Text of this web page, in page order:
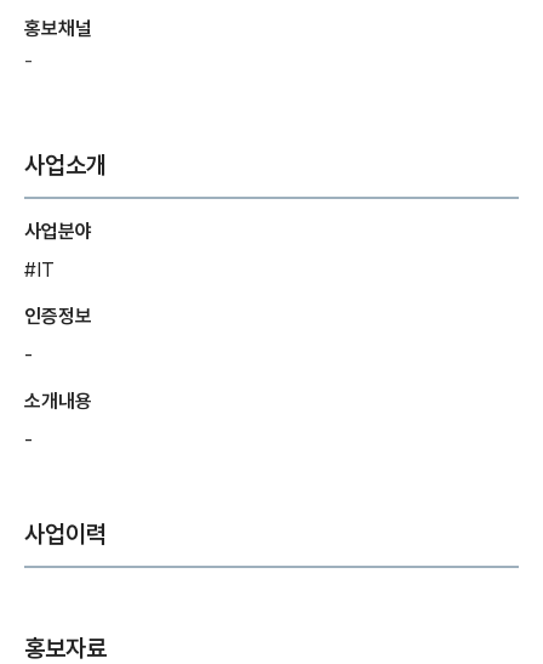
홍보채널
-
사업소개
사업분야
#IT
인증정보
-
소개내용
-
사업이력
홍보자료